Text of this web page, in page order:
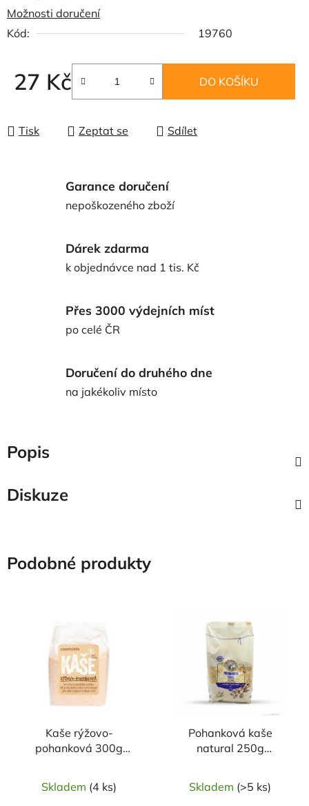
Možnosti doručení
Kód:
19760
27 Kč
Měrná cena:
DO KOŠÍKU
Tisk Zeptat se Sdílet
Garance doručení
nepoškozeného zboží
Dárek zdarma
k objednávce nad 1 tis. Kč
Přes 3000 výdejních míst
po celé ČR
Doručení do druhého dne
na jakékoliv místo
Popis
Diskuze
Podobné produkty
Kaše rýžovo-
pohanková 300g
Skladem (4 ks)
VOLBA
Pohanková kaše
natural 250g
Skladem (>5 ks)